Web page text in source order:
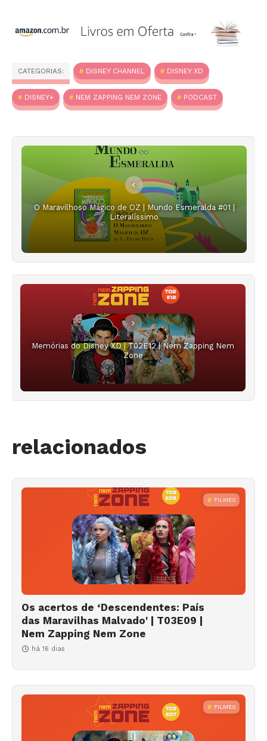
CATEGORIAS: DISNEY CHANNEL DISNEY XD
DISNEY+ NEM ZAPPING NEM ZONE PODCAST
O Maravilhoso Mágico de OZ | Mundo Esmeralda #01 |
Literalíssimo
Memórias do Disney XD | T02E12 | Nem Zapping Nem
Zone
relacionados
FILMES
Os acertos de ‘Descendentes: País
das Maravilhas Malvado' | T03E09 |
Nem Zapping Nem Zone
há 16 dias
FILMES